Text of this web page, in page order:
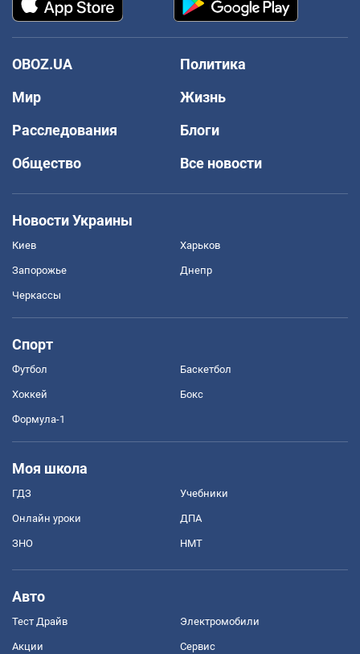
OBOZ.UA
Политика
Мир
Жизнь
Расследования
Блоги
Общество
Все новости
Новости Украины
Киев Харьков
Запорожье Днепр
Черкассы
Спорт
Футбол Баскетбол
Хоккей Бокс
Формула-1
Моя школа
ГДЗ Учебники
Онлайн уроки ДПА
ЗНО НМТ
Авто
Тест Драйв Электромобили
Акции Сервис